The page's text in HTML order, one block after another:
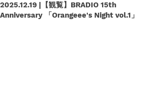
2025.12.19 |【観覧】BRADIO 15th
Anniversary 「Orangeee's Night vol.1」